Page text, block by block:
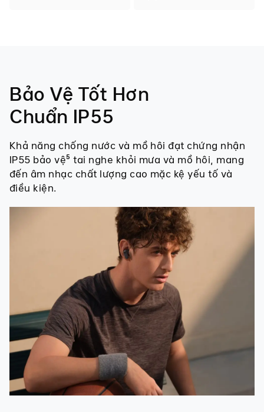
Bảo Vệ Tốt Hơn
Chuẩn IP55
Khả năng chống nước và mồ hôi đạt chứng nhận
IP55 bảo vệ⁵ tai nghe khỏi mưa và mồ hôi, mang
đến âm nhạc chất lượng cao mặc kệ yếu tố và
điều kiện.